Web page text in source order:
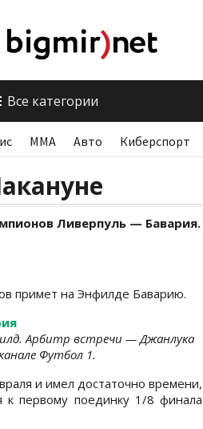
Все категории
ММА Авто Киберспорт
Ливерпуль — Бавария.
примет на Энфилде Баварию.
Арбитр встречи — Джанлука
Футбол 1.
и имел достаточно времени,
к первому поединку 1/8 финала